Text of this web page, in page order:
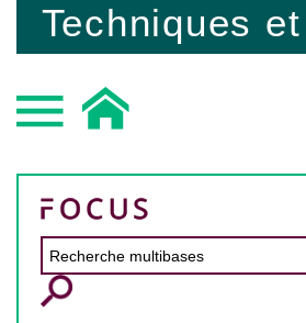
Techniques